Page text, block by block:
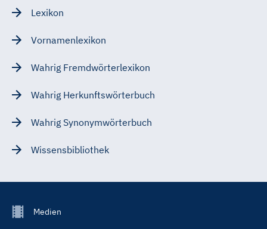
Lexikon
Vornamenlexikon
Wahrig Fremdwörterlexikon
Wahrig Herkunftswörterbuch
Wahrig Synonymwörterbuch
Wissensbibliothek
FooterMedien